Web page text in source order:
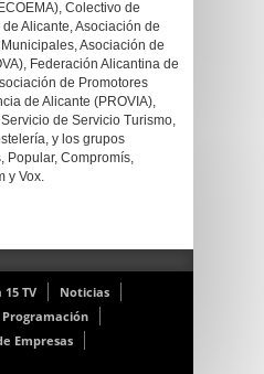
Colectivo de
Alicante, Asociación de
Asociación de
Federación Alicantina de
de Promotores
de Alicante (PROVIA),
de Servicio Turismo,
y los grupos
Popular, Compromís,
y Vox.
15 TV
Noticias
Programación
Empresas